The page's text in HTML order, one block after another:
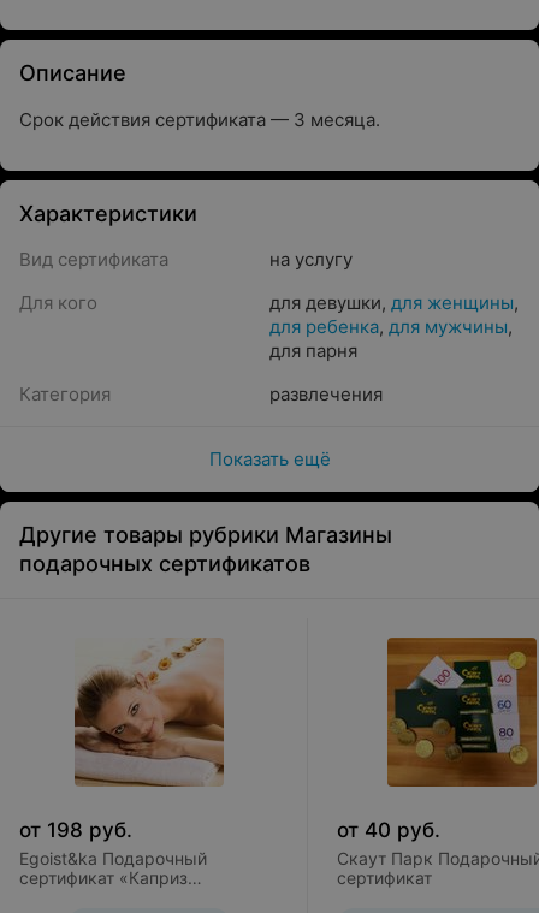
Описание
Срок действия сертификата — 3 месяца.
Характеристики
Вид сертификата
на услугу
Для кого
для девушки, для женщины,
для ребенка, для мужчины,
для парня
Категория
развлечения
Показать ещё
Другие товары рубрики Магазины
подарочных сертификатов
от 198 руб.
Egoist&ka Подарочный
сертификат «Каприз
от 40 руб.
Скаут Парк
сертификат